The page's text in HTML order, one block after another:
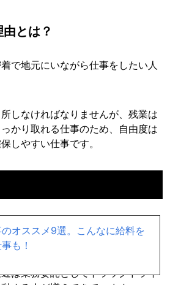
とは？
で地元にいながら仕事をしたい人
しなければなりませんが、残業は
かり取れる仕事のため、自由度は
しやすい仕事です。
でまとめてみました。
ーランスで活動しやすいWebやIT
は業務委託としてトラックドライ
オススメ9選。こんなに給料を
も！